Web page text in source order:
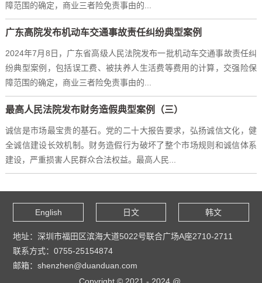
障范围的确定，商业三者险免责事由的...
广东高院发布机动车交通事故责任纠纷典型案例
2024年7月8日，广东省高级人民法院发布一批机动车交通事故责任纠
纷典型案例，包括误工费、被扶养人生活费等费用的计算，交强险保
障范围的确定，商业三者险免责事由的...
最高人民法院发布财务造假典型案例（三）
诚信是市场最宝贵的基石。党的二十大报告要求，弘扬诚信文化，健
全诚信建设长效机制。财务造假行为破坏了整个市场规则和诚信体系
建设，严重损害人民群众合法权益。最高人民...
English 日文 韩文
地址：深圳市福田区滨海大道5022号联合广场A座2710-2711
联系方式：0755-25154874
邮箱：shenzhen@duanduan.com